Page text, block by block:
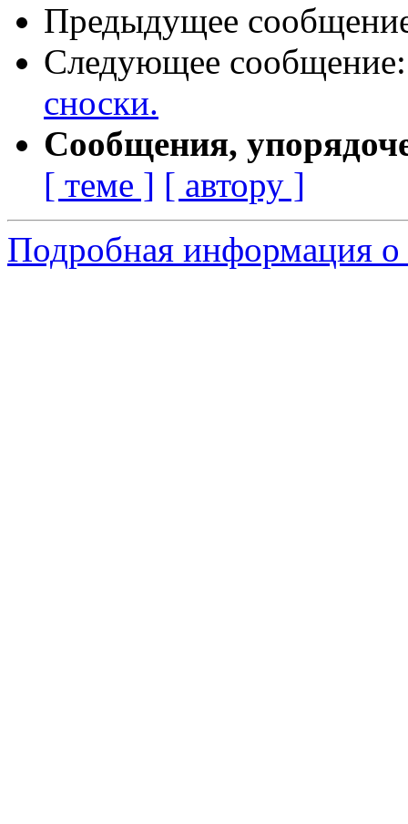
Предыдущее
Следующее
сноски.
Сообщения,
[ теме ] [ автору ]
Подробная информация о